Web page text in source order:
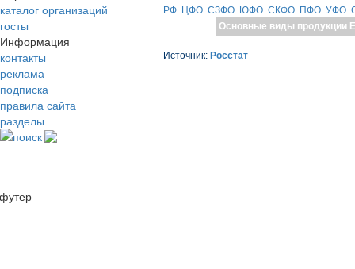
каталог организаций
госты
Информация
контакты
реклама
подписка
правила сайта
разделы
поиск
РФ ЦФО СЗФО ЮФО СКФО ПФО УФО
Основные виды продукции
Источник: Росстат
футер